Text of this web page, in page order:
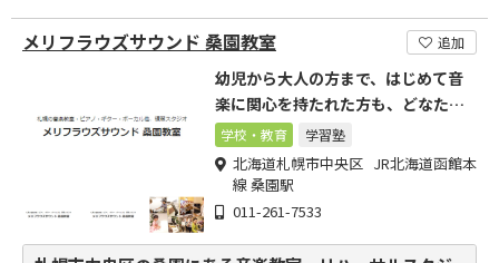
メリフラウズサウンド 桑園教室 追加
幼児から大人の方まで、はじめて音
楽に関心を持たれた方も、どなたで
も通っていただけます。
学校・教育 学習塾
北海道札幌市中央区 JR北海道函館本
線 桑園駅
011-261-7533